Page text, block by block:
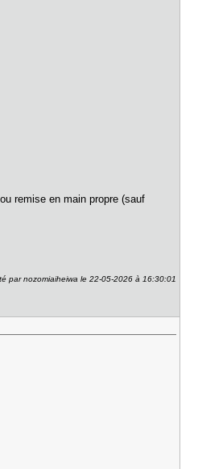
remise en main propre (sauf
par nozomiaiheiwa le 22-05-2026 à 16:30:01